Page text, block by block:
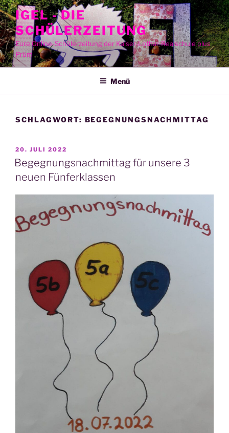
Zum
Inhalt
springen
IGEL - DIE
SCHÜLERZEITUNG
Eure Online-Schülerzeitung der Kaiser-Lothar-Realschule plus
Prüm
Menü
SCHLAGWORT: BEGEGNUNGSNACHMITTAG
VERÖFFENTLICHT
AM
20. JULI 2022
Begegnungsnachmittag für unsere 3
neuen Fünferklassen